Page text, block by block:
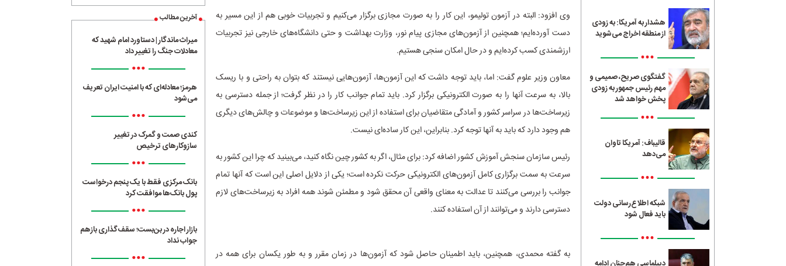
هشدار به آمریکا: به زودی
از منطقه اخراج می‌شوید
•••
گفتگوی صریح، صمیمی و
مهم رئیس جمهور به زودی
پخش خواهد شد
•••
قالیباف: آمریکا تاوان
می‌دهد
•••
شبکه اطلاع‌رسانی دولت
باید فعال شود
•••
وی افزود: البته در آزمون تولیمو، این کار را به صورت مجازی برگزار می‌کنیم و تجربیات خوبی هم از این مسیر به
دست آورده‌ایم؛ همچنین از آزمون‌های مجازی پیام نور، وزارت بهداشت و حتی دانشگاه‌های خارجی نیز تجربیات
ارزشمندی کسب کرده‌ایم و در حال امکان سنجی هستیم.
معاون وزیر علوم گفت: اما، باید توجه داشت که این آزمون‌ها، آزمون‌هایی نیستند که بتوان به راحتی و با ریسک
بالا، به سرعت آنها را به صورت الکترونیکی برگزار کرد. باید تمام جوانب کار را در نظر گرفت؛ از جمله دسترسی به
زیرساخت‌ها در سراسر کشور و آمادگی متقاضیان برای استفاده از این زیرساخت‌ها و موضوعات و چالش‌های دیگری
هم وجود دارد که باید به آنها توجه کرد. بنابراین، این کار ساده‌ای نیست.
رئیس سازمان سنجش آموزش کشور اضافه کرد: برای مثال، اگر به کشور چین نگاه کنید، می‌بینید که چرا این کشور به
سرعت به سمت برگزاری کامل آزمون‌های الکترونیکی حرکت نکرده است؛ یکی از دلایل اصلی این است که آنها تمام
جوانب را بررسی می‌کنند تا عدالت به معنای واقعی آن محقق شود و مطمئن شوند همه افراد به زیرساخت‌های لازم
دسترسی دارند و می‌توانند از آن استفاده کنند.
به گفته محمدی، همچنین، باید اطمینان حاصل شود که آزمون‌ها در زمان مقرر و به طور یکسان برای همه در
آخرین مطالب
میراث ماندگار | دستاورد امام شهید که
معادلات جنگ را تغییر داد
•••
هرمز؛ معادله‌ای که با امنیت ایران تعریف
می‌شود
•••
کندی صمت و گمرک در تغییر
سازوکارهای ترخیص
•••
بانک مرکزی فقط با یک‌ پنجم درخواست
پول بانک‌ها موافقت کرد
•••
بازار اجاره در بن‌بست؛ سقف‌گذاری بازهم
جواب نداد
•••